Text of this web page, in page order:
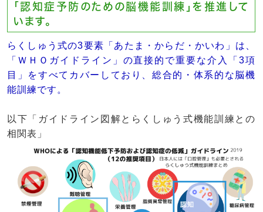
「認知症予防のための脳機能訓練」を推進して
います。
らくしゅう式の3要素「あたま・からだ・かいわ」は、
「ＷＨＯガイドライン」の直接的で重要な介入「3項
目」をすべてカバーしており、総合的・体系的な脳機
能訓練です。
以下「ガイドライン図解とらくしゅう式機能訓練との
相関表」